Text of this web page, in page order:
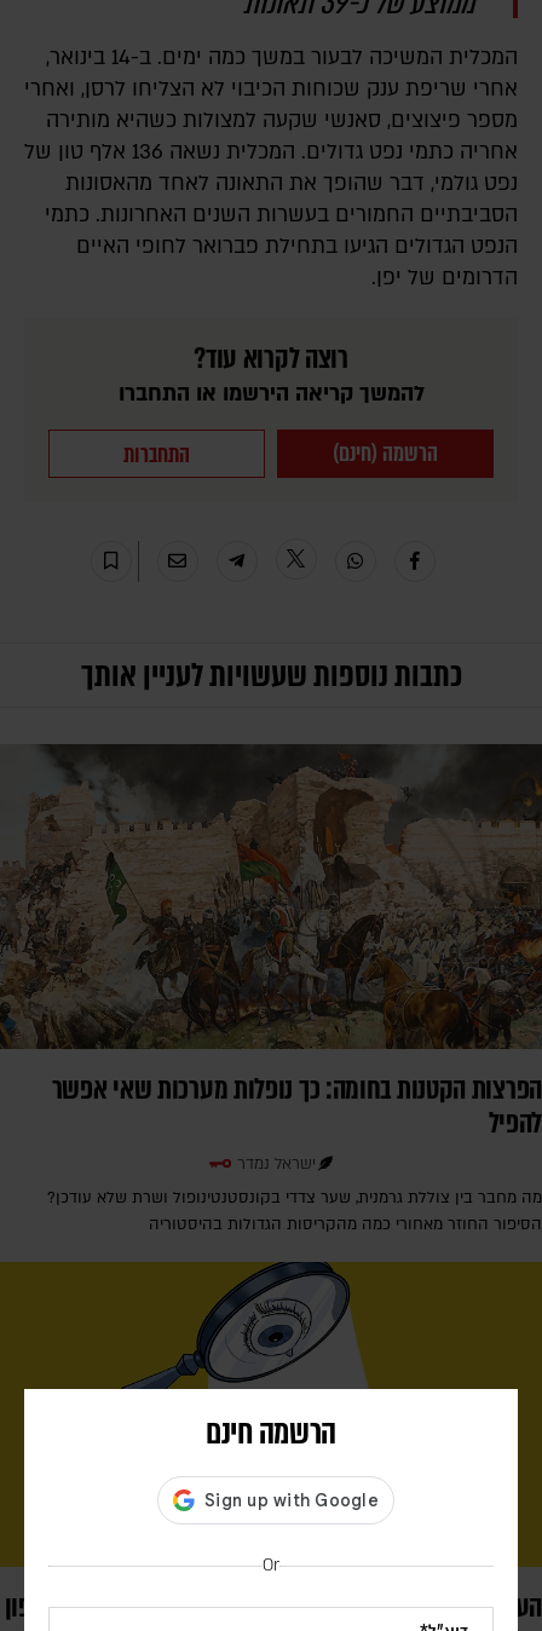
הרשמה חינם
Or
המכלית המשיכה לבעור במשך כמה ימים. ב-14 בינואר,
אחרי שריפת ענק שכוחות הכיבוי לא הצליחו לרסן, ואחרי
מספר פיצוצים, סאנשי שקעה למצולות כשהיא מותירה
אחריה כתמי נפט גדולים. המכלית נשאה 136 אלף טון של
נפט גולמי, דבר שהופך את התאונה לאחד מהאסונות
הסביבתיים החמורים בעשרות השנים האחרונות. כתמי
הנפט הגדולים הגיעו בתחילת פברואר לחופי האיים
הדרומים של יפן.
רוצה לקרוא עוד?
להמשך קריאה הירשמו או התחברו
הרשמה (חינם) התחברות
כתבות נוספות שעשויות לעניין אותך
הפרצות הקטנות בחומה: כך נופלות מערכות שאי אפשר
להפיל
ישראל נמדר
מה מחבר בין צוללת גרמנית, שער צדדי בקונסטנטינופול ושרת שלא עודכן?
הסיפור החוזר מאחורי כמה מהקריסות הגדולות בהיסטוריה
העין הרואה והחלון השבור: כיצד הסביבה מעצבת את המצפון